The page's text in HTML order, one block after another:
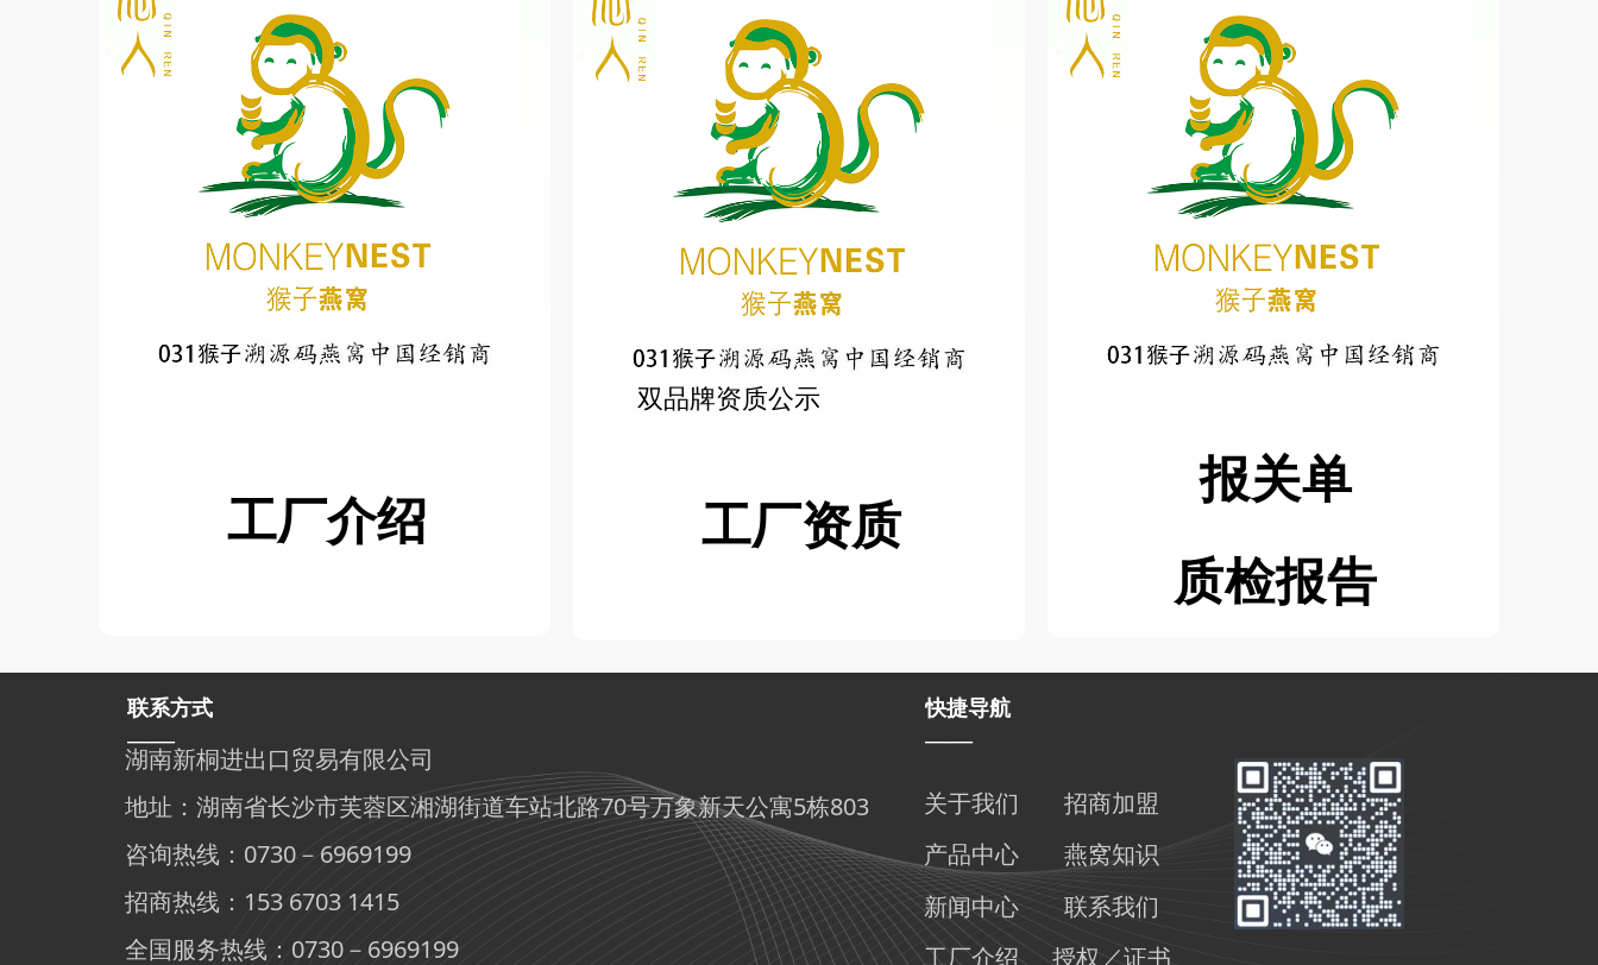
工厂介绍 工厂资质
报关单
质检报告
双品牌资质公示
湖南新桐进出口贸易有限公司
地址：湖南省长沙市芙蓉区湘湖街道车站北路70号万象新天公寓5栋803
咨询热线：0730－6969199
招商热线：153 6703 1415
全国服务热线：0730－6969199
快捷导航
——
关于我们
产品中心
新闻中心
工厂介绍
招商加盟
燕窝知识
联系我们
授权／证书
联系方式
——